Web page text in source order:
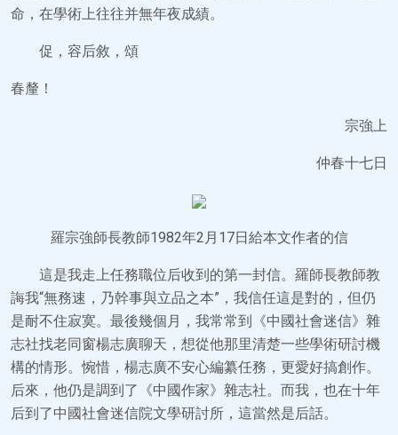
命，在學術上往往并無年夜成績。
促，容后敘，頌
春釐！
宗強上
仲春十七日
羅宗強師長教師1982年2月17日給本文作者的信
這是我走上任務職位后收到的第一封信。羅師長教師教
誨我“無務速，乃幹事與立品之本”，我信任這是對的，但仍
是耐不住寂寞。最後幾個月，我常常到《中國社會迷信》雜
志社找老同窗楊志廣聊天，想從他那里清楚一些學術研討機
構的情形。惋惜，楊志廣不安心編纂任務，更愛好搞創作。
后來，他仍是調到了《中國作家》雜志社。而我，也在十年
后到了中國社會迷信院文學研討所，這當然是后話。